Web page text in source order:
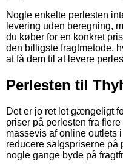
Nogle enkelte perlesten
levering uden beregning,
du køber for en konkret
den billigste fragtmetode,
at få dem til at levere
Perlesten til
Det er jo ret let gængeligt
priser på perlesten fra
massevis af online outlets
reducere salgspriserne på
nogle gange byde på